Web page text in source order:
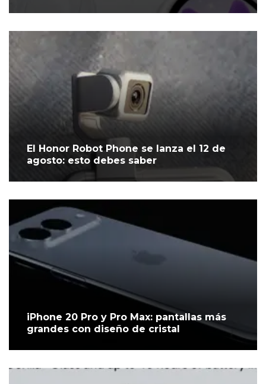
El Honor Robot Phone se lanza el 12 de
agosto: esto debes saber
iPhone 20 Pro y Pro Max: pantallas más
grandes con diseño de cristal